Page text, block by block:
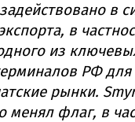
в
в
из
РФ для
рынки.
менял флаг, в